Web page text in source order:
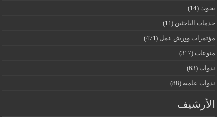
بحوث (14)
خدمات الباحثين (11)
مؤتمرات وورش عمل (471)
منوعات (317)
ندوات (63)
ندوات علمية (88)
الأرشيف